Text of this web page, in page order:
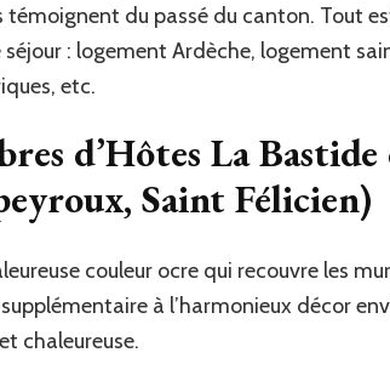
témoignent du passé du canton. Tout
séjour : logement Ardèche, logement
etc.
d’Hôtes La
Saint Félicien)
couleur ocre qui recouvre les
à l’harmonieux décor
chaleureuse.